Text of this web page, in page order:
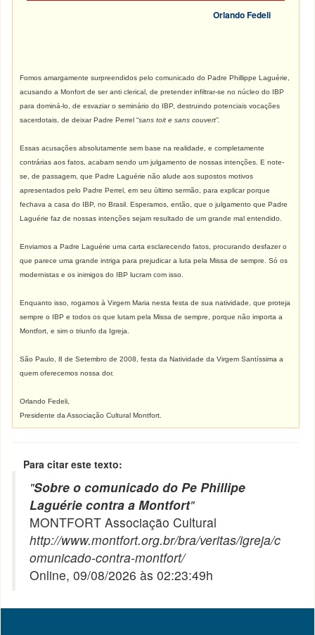
Orlando Fedeli
Fomos amargamente surpreendidos pelo comunicado do Padre Phillippe Laguérie,
acusando a Monfort de ser anti clerical, de pretender infiltrar-se no núcleo do IBP
para dominá-lo, de esvaziar o seminário do IBP, destruindo potenciais vocações
sacerdotais, de deixar Padre Perrel “sans toit e sans couvert”.
Essas acusações absolutamente sem base na realidade, e completamente
contrárias aos fatos, acabam sendo um julgamento de nossas intenções. E note-
se, de passagem, que Padre Laguérie não alude aos supostos motivos
apresentados pelo Padre Perrel, em seu último sermão, para explicar porque
fechava a casa do IBP, no Brasil. Esperamos, então, que o julgamento que Padre
Laguérie faz de nossas intenções sejam resultado de um grande mal entendido.
Enviamos a Padre Laguérie uma carta esclarecendo fatos, procurando desfazer o
que parece uma grande intriga para prejudicar a luta pela Missa de sempre. Só os
modernistas e os inimigos do IBP lucram com isso.
Enquanto isso, rogamos à Virgem Maria nesta festa de sua natividade, que proteja
sempre o IBP e todos os que lutam pela Missa de sempre, porque não importa a
Montfort, e sim o triunfo da Igreja.
São Paulo, 8 de Setembro de 2008, festa da Natividade da Virgem Santíssima a
quem oferecemos nossa dor.
Orlando Fedeli,
Presidente da Associação Cultural Montfort.
Para citar este texto:
"Sobre o comunicado do Pe Phillipe
Laguérie contra a Montfort"
MONTFORT Associação Cultural
http://www.montfort.org.br/bra/veritas/igreja/c
omunicado-contra-montfort/
Online, 09/08/2026 às 02:23:49h